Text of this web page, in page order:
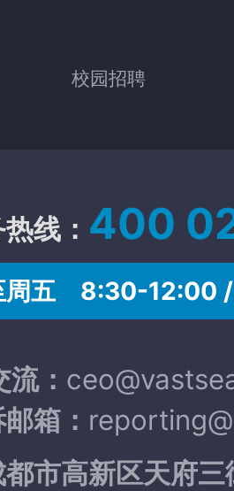
校园招聘
线： 400
周五 8:30-12:00
：
箱：
都市高新区天府